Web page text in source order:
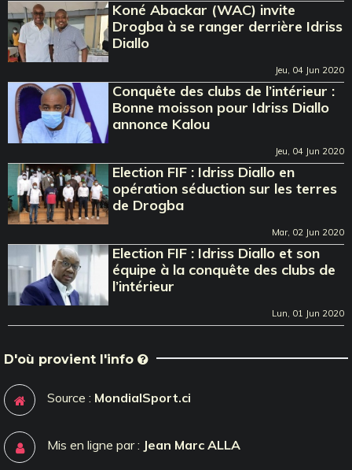
Koné Abackar (WAC) invite
Drogba à se ranger derrière Idriss
Diallo
Jeu, 04 Jun 2020
Conquête des clubs de l’intérieur :
Bonne moisson pour Idriss Diallo
annonce Kalou
Jeu, 04 Jun 2020
Election FIF : Idriss Diallo en
opération séduction sur les terres
de Drogba
Mar, 02 Jun 2020
Election FIF : Idriss Diallo et son
équipe à la conquête des clubs de
l’intérieur
Lun, 01 Jun 2020
D'où provient l'info
Source : MondialSport.ci
Mis en ligne par : Jean Marc ALLA